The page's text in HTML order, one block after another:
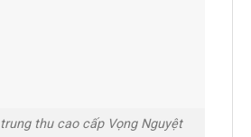
thu cao cấp Vọng Nguyệt